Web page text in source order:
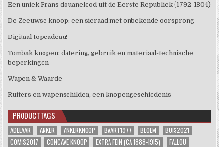
Een uniek Frans douanelood uit de Eerste Republiek (1792-1804)
De Zeeuwse knoop: een sieraad met onbekende oorsprong
Digitaal topcadeau!
Tombak knopen: datering, gebruik en materiaal-technische
beperkingen
Wapen & Waarde
Ruiters en wapenschilden, een knopengeschiedenis
PRODUCTTAGS
ADELAAR ANKER ANKERKNOOP BAART1977 BLOEM
BUIS2021
COMIS2017
CONCAVE KNOOP EXTRA FEIN (CA 1888-1915) FALLOU